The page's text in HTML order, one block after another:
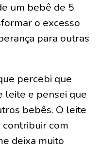
um bebê de 5
o excesso
para outras
percebi que
leite e pensei que
bebês. O leite
contribuir com
deixa muito